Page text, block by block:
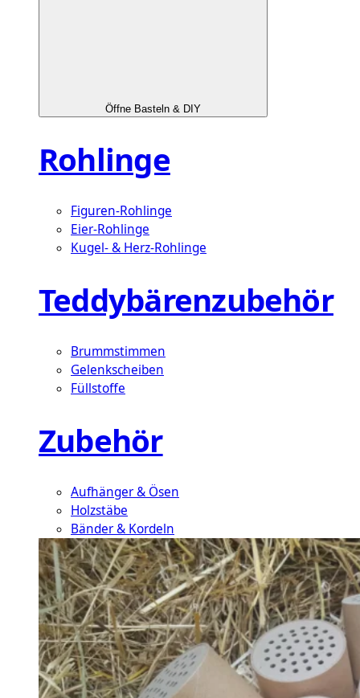
Öffne Basteln & DIY
Rohlinge
Figuren-Rohlinge
Eier-Rohlinge
Kugel- & Herz-Rohlinge
Teddybärenzubehör
Brummstimmen
Gelenkscheiben
Füllstoffe
Zubehör
Aufhänger & Ösen
Holzstäbe
Bänder & Kordeln